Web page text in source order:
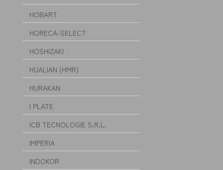
HOBART
HORECA-SELECT
HOSHIZAKI
HUALIAN (HMR)
HURAKAN
I PLATE
ICB TECNOLOGIE S.R.L.
IMPERIA
INDOKOR